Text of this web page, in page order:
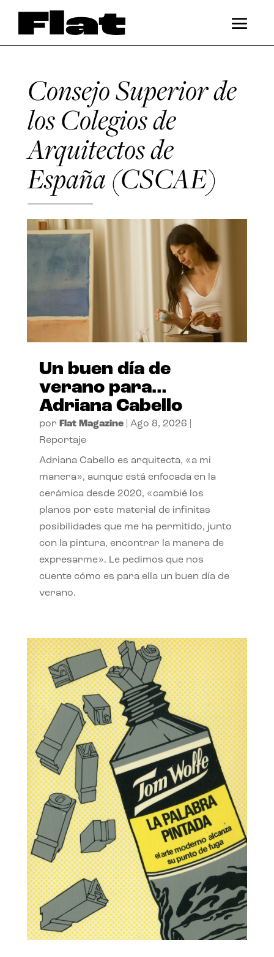
Consejo Superior de
los Colegios de
Arquitectos de
España (CSCAE)
Un buen día de
verano para…
Adriana Cabello
por Flat Magazine| Ago 8, 2026
Reportaje
Adriana Cabello es arquitecta, «a mi
manera», aunque está enfocada en la
cerámica desde 2020, «cambié los
planos por este material de infinitas
posibilidades que me ha permitido, junto
con la pintura, encontrar la manera de
expresarme». Le pedimos que nos
cuente cómo es para ella un buen día de
verano.